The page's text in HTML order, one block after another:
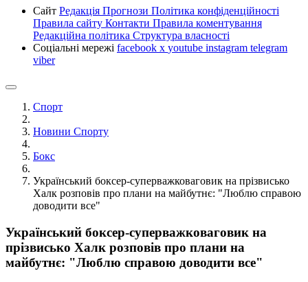
Сайт Редакція Прогнози Політика конфіденційності
Правила сайту Контакти Правила коментування
Редакційна політика Структура власності
Соціальні мережі facebook x youtube instagram telegram
viber
Спорт
Новини Спорту
Бокс
Український боксер-суперважковаговик на прізвисько
Халк розповів про плани на майбутнє: "Люблю справою
доводити все"
Український боксер-суперважковаговик на
прізвисько Халк розповів про плани на
майбутнє: "Люблю справою доводити все"